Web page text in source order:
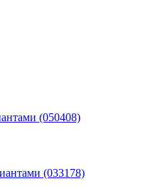
(050408)
(033178)